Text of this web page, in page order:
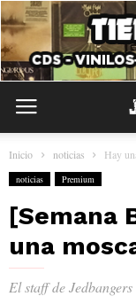
Inicio noticias Hay
noticias Premium
[Semana
una
El staff de